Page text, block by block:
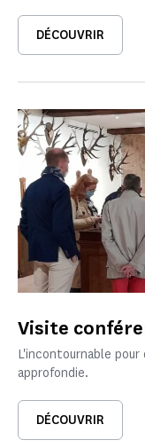
DÉCOUVRIR
Visite
L'incontournable
approfondie.
DÉCOUVRIR